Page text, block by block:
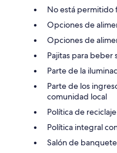
No está permitido
Opciones de
Opciones de
Pajitas para beber
Parte de la
Parte de los
comunidad local
Política de
Política integral
Salón de